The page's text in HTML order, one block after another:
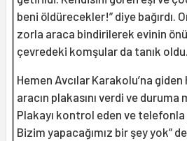
beni öldürecekler!” diye bağırdı.
zorla araca bindirilerek evinin
çevredeki komşular da tanık oldu.
Hemen Avcılar Karakolu’na
aracın plakasını verdi ve
Plakayı kontrol eden ve
Bizim yapacağımız bir şey yok”